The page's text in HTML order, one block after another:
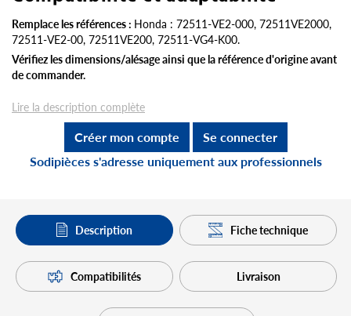
Remplace les références : Honda : 72511-VE2-000, 72511VE2000,
72511-VE2-00, 72511VE200, 72511-VG4-K00.
Vérifiez les dimensions/alésage ainsi que la référence d'origine avant
de commander.
Lire la description complète
Créer mon compte
Se connecter
Sodipièces s'adresse uniquement aux professionnels
Description Fiche technique
Compatibilités Livraison